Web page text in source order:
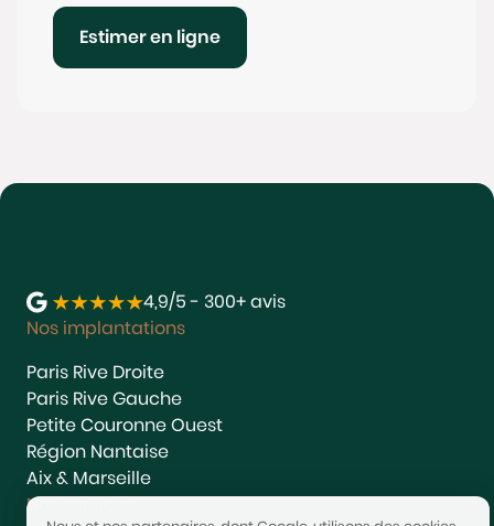
Estimer en ligne
4,9/5 - 300+ avis
Nos implantations
Paris Rive Droite
Paris Rive Gauche
Petite Couronne Ouest
Région Nantaise
Aix & Marseille
Nos services